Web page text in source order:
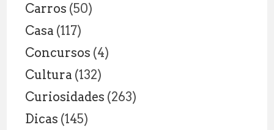
Carros (50)
Casa (117)
Concursos (4)
Cultura (132)
Curiosidades (263)
Dicas (145)